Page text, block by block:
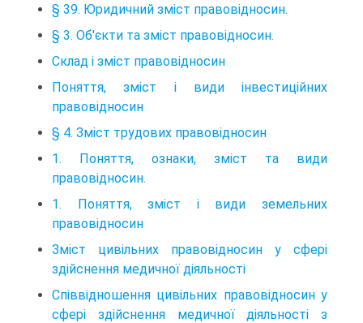
§ 39. Юридичний зміст правовідносин.
§ 3. Об'єкти та зміст правовідносин.
Склад і зміст правовідносин
Поняття, зміст і види інвестиційних
правовідносин
§ 4. Зміст трудових правовідносин
1. Поняття, ознаки, зміст та види
правовідносин.
1. Поняття, зміст і види земельних
правовідносин
Зміст цивільних правовідносин у сфері
здійснення медичної діяльності
Співвідношення цивільних правовідносин у
сфері здійснення медичної діяльності з